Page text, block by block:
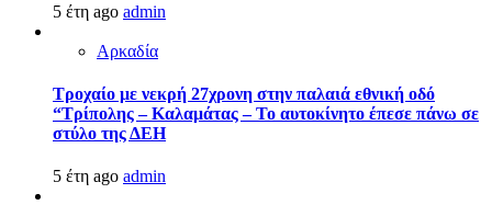
5 έτη ago admin
Αρκαδία
Τροχαίο με νεκρή 27χρονη στην παλαιά εθνική οδό
“Τρίπολης – Καλαμάτας – Το αυτοκίνητο έπεσε πάνω σε
στύλο της ΔΕΗ
5 έτη ago admin